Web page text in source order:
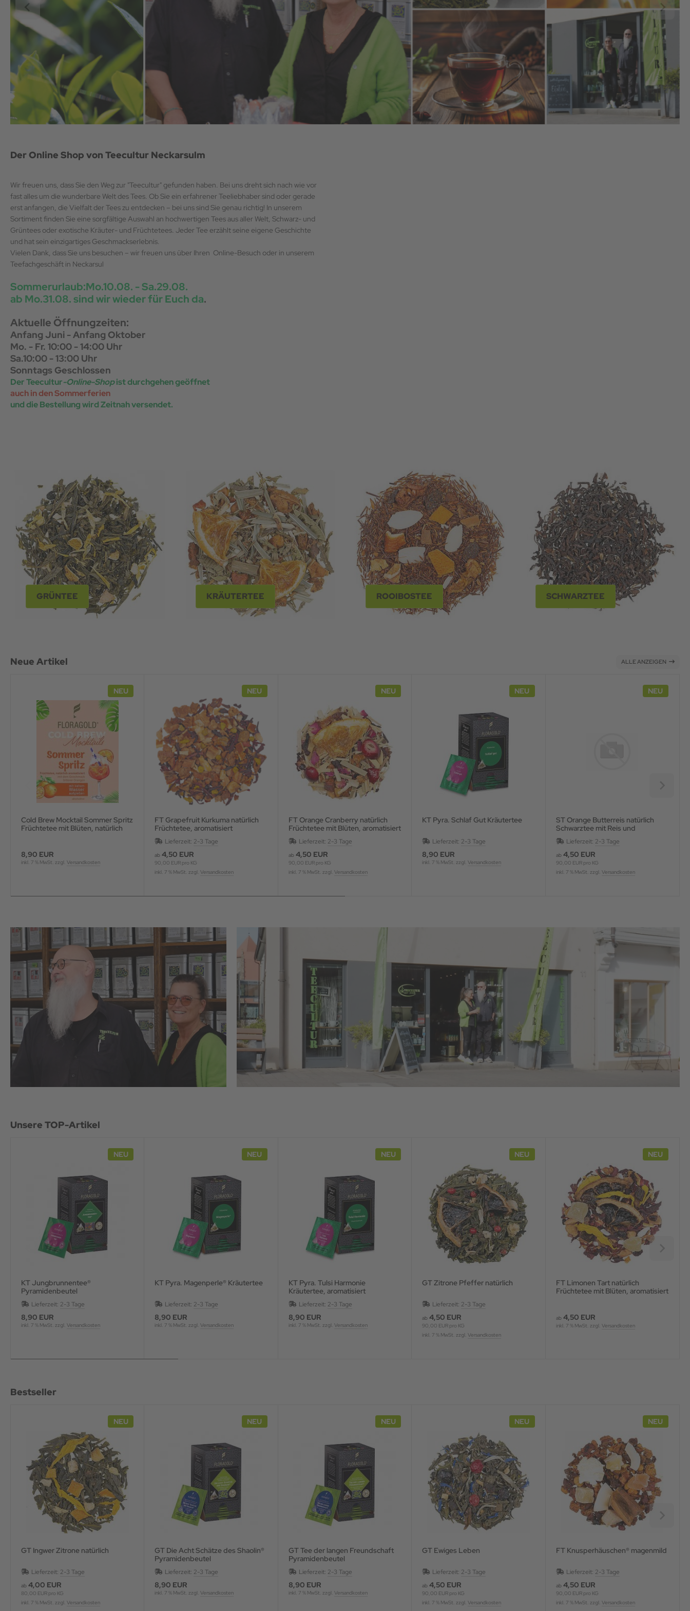
Der Online Shop von Teecultur Neckarsulm
Wir freuen uns, dass Sie den Weg zur "Teecultur" gefunden haben. Bei uns dreht sich nach wie vor
fast alles um die wunderbare Welt des Tees. Ob Sie ein erfahrener Teeliebhaber sind oder gerade
erst anfangen, die Vielfalt der Tees zu entdecken – bei uns sind Sie genau richtig! In unserem
Sortiment finden Sie eine sorgfältige Auswahl an hochwertigen Tees aus aller Welt, Schwarz- und
Grüntees oder exotische Kräuter- und Früchtetees. Jeder Tee erzählt seine eigene Geschichte
und hat sein einzigartiges Geschmackserlebnis.
Vielen Dank, dass Sie uns besuchen – wir freuen uns über Ihren Online-Besuch oder in unserem
Teefachgeschäft in Neckarsul
Sommerurlaub:Mo.10.08. - Sa.29.08.
ab Mo.31.08. sind wir wieder für Euch da.
Aktuelle Öffnungzeiten:
Anfang Juni - Anfang Oktober
Mo. - Fr. 10:00 - 14:00 Uhr
Sa.10:00 - 13:00 Uhr
Sonntags Geschlossen
Der Teecultur-Online-Shopist durchgehen geöffnet
auch in den Sommerferien
und die Bestellung wird Zeitnah versendet.
GRÜNTEE KRÄUTERTEE ROOIBOSTEE SCHWARZTEE
Neue Artikel ALLE ANZEIGEN
NEU
Cold Brew Mocktail Sommer Spritz
Früchtetee mit Blüten, natürlich
8,90 EUR
inkl. 7 % MwSt. zzgl. Versandkosten
NEU
FT Grapefruit Kurkuma natürlich
Früchtetee, aromatisiert
Lieferzeit: 2-3 Tage
ab 4,50 EUR
90,00 EUR pro KG
inkl. 7 % MwSt. zzgl.Versandkosten
NEU
FT Orange Cranberry natürlich
Früchtetee mit Blüten, aromatisiert
Lieferzeit: 2-3 Tage
ab 4,50 EUR
90,00 EUR pro KG
inkl. 7 % MwSt. zzgl. Versandkosten
NEU
KT Pyra. Schlaf Gut Kräutertee
Lieferzeit: 2-3 Tage
8,90 EUR
inkl. 7 % MwSt. zzgl.Versandkosten
NEU
ST Orange Butterreis natürlich
Schwarztee mit Reis und
Fruchtstücken, aromatisiert
Lieferzeit: 2-3 Tage
ab 4,50 EUR
90,00 EUR pro KG
inkl. 7 % MwSt. zzgl. Versandkosten
Unsere TOP-Artikel
NEU
KT Jungbrunnentee®
Pyramidenbeutel
Lieferzeit: 2-3 Tage
8,90 EUR
inkl. 7 % MwSt. zzgl. Versandkosten
NEU
KT Pyra. Magenperle® Kräutertee
Lieferzeit: 2-3 Tage
8,90 EUR
inkl. 7 % MwSt. zzgl.Versandkosten
NEU
KT Pyra. Tulsi Harmonie
Kräutertee, aromatisiert
Lieferzeit: 2-3 Tage
8,90 EUR
inkl. 7 % MwSt. zzgl. Versandkosten
NEU
GT Zitrone Pfeffer natürlich
Lieferzeit: 2-3 Tage
ab 4,50 EUR
90,00 EUR pro KG
inkl. 7 % MwSt. zzgl.Versandkosten
NEU
FT Limonen Tart natürlich
Früchtetee mit Blüten, aromatisiert
ab 4,50 EUR
inkl. 7 % MwSt. zzgl. Versandkosten
Bestseller
NEU
GT Ingwer Zitrone natürlich
Lieferzeit: 2-3 Tage
ab 4,00 EUR
80,00 EUR pro KG
inkl. 7 % MwSt. zzgl. Versandkosten
NEU
GT Die Acht Schätze des Shaolin®
Pyramidenbeutel
Lieferzeit: 2-3 Tage
8,90 EUR
inkl. 7 % MwSt. zzgl.Versandkosten
NEU
GT Tee der langen Freundschaft
Pyramidenbeutel
Lieferzeit: 2-3 Tage
8,90 EUR
inkl. 7 % MwSt. zzgl. Versandkosten
NEU
GT Ewiges Leben
Lieferzeit: 2-3 Tage
ab 4,50 EUR
90,00 EUR pro KG
inkl. 7 % MwSt. zzgl.Versandkosten
NEU
FT Knusperhäuschen® magenmild
Lieferzeit: 2-3 Tage
ab 4,50 EUR
90,00 EUR pro KG
inkl. 7 % MwSt. zzgl. Versandkosten